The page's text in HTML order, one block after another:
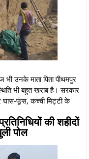
भी उनके माता पिता पीथमपुर
भी बहुत खराब है। सरकार
घास-फूंस, कच्ची मिट्टी के
की शहीदों
पोल